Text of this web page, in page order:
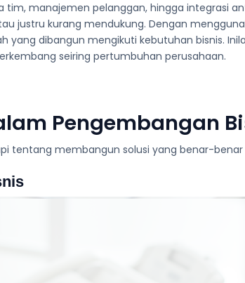
manajemen pelanggan, hingga integrasi
justru kurang mendukung. Dengan
yang dibangun mengikuti kebutuhan bisnis.
seiring pertumbuhan perusahaan.
Pengembangan
tentang membangun solusi yang benar-benar